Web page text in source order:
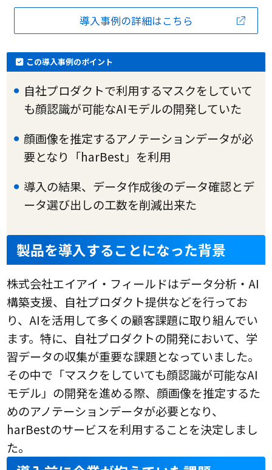
導入事例の詳細はこちら
この導入事例のポイント
自社プロダクトで利用するマスクをしていて
も顔認識が可能なAIモデルの開発していた
顔画像を推定するアノテーションデータが必
要となり「harBest」を利用
導入の結果、データ作成後のデータ確認とデ
ータ選び出しの工数を削減出来た
製品を導入することになった背景
株式会社エイアイ・フィールドはデータ分析・AI
構築支援、自社プロダクト提供などを行ってお
り、AIを活用して多くの顧客課題に取り組んでい
ます。特に、自社プロダクトの開発において、学
習データの収集が重要な課題となっていました。
その中で「マスクをしていても顔認識が可能なAI
モデル」の開発を進める際、顔画像を推定するた
めのアノテーションデータが必要となり、
harBestのサービスを利用することを決定しまし
た。